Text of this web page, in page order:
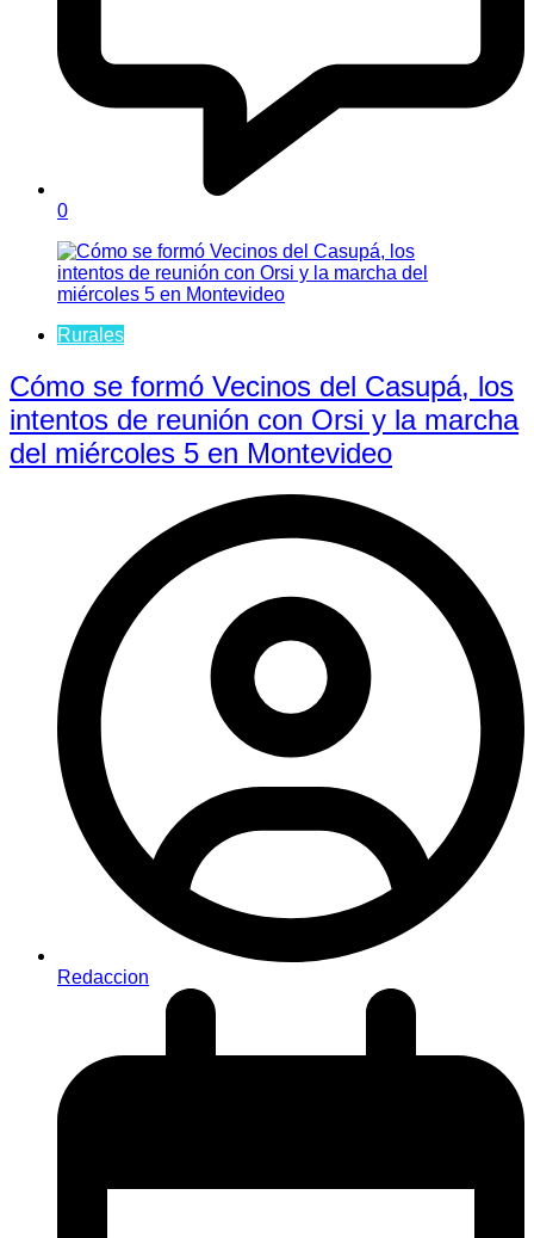
0
Rurales
Cómo se formó Vecinos del Casupá, los
intentos de reunión con Orsi y la marcha
del miércoles 5 en Montevideo
Redaccion